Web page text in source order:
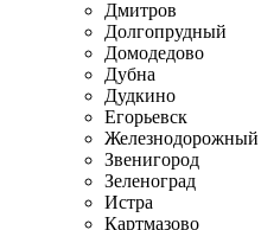
Дмитров
Долгопрудный
Домодедово
Дубна
Дудкино
Егорьевск
Железнодорожный
Звенигород
Зеленоград
Истра
Картмазово